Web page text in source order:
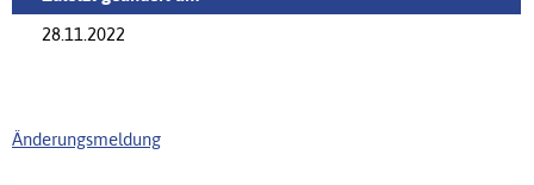
28.11.2022
Änderungsmeldung